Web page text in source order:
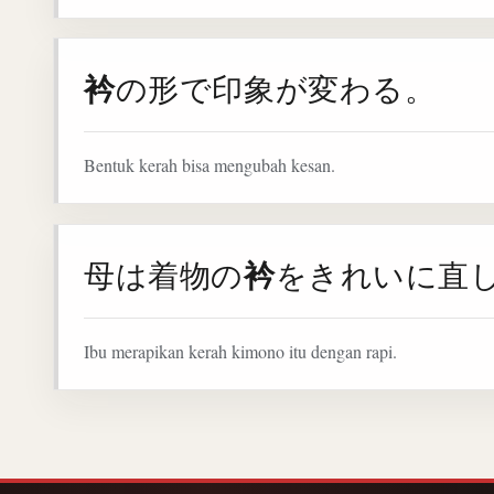
衿の形で印象が変わる。
Bentuk kerah bisa mengubah kesan.
母は着物の衿をきれいに直
Ibu merapikan kerah kimono itu dengan rapi.